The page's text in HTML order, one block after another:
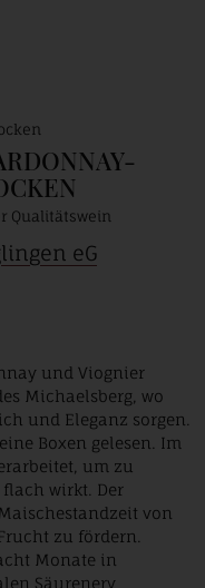
Qualitätswein
eG
und Viognier
Michaelsberg, wo
und Eleganz sorgen.
Boxen gelesen. Im
um zu
wirkt. Der
von
zu fördern.
Monate in
Säurenerv